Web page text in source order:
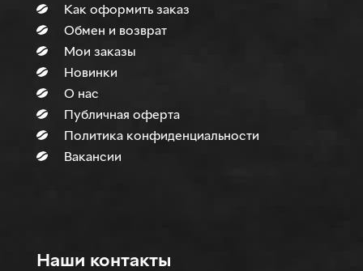
Как оформить заказ
Обмен и возврат
Мои заказы
Новинки
О нас
Публичная оферта
Политика конфиденциальности
Вакансии
Наши контакты